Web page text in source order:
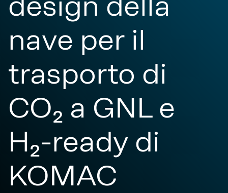
nave per il
trasporto di
CO₂ a GNL e
H₂-ready di
KOMAC